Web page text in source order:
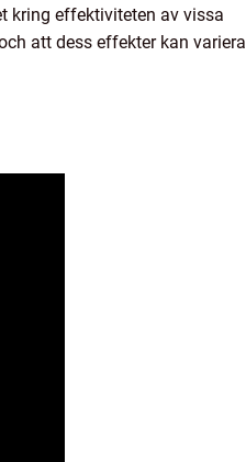
kring effektiviteten av vissa
att dess effekter kan variera